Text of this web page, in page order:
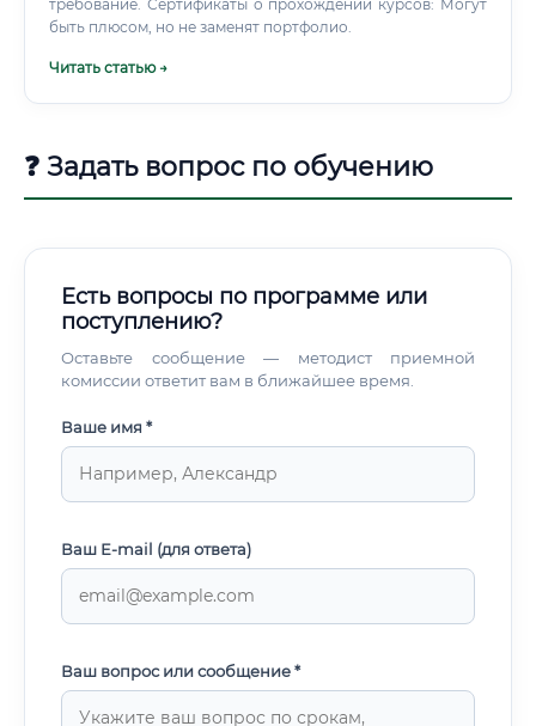
требование. Сертификаты о прохождении курсов: Могут
быть плюсом, но не заменят портфолио.
Читать статью →
❓ Задать вопрос по обучению
Есть вопросы по программе или
поступлению?
Оставьте сообщение — методист приемной
комиссии ответит вам в ближайшее время.
Ваше имя *
Ваш E-mail (для ответа)
Ваш вопрос или сообщение *